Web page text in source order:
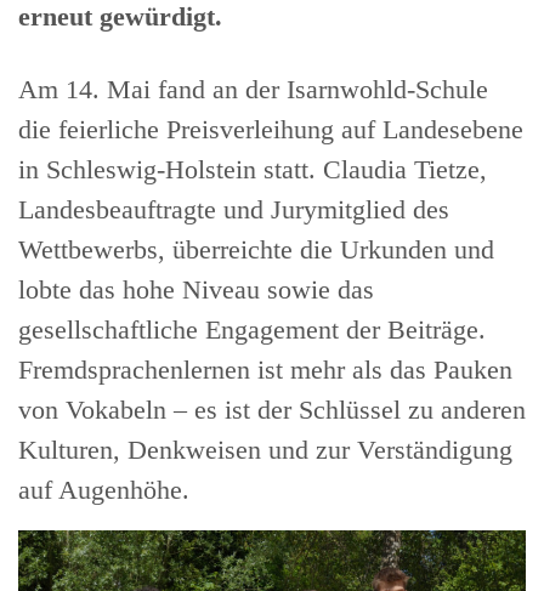
erneut gewürdigt.
Am 14. Mai fand an der Isarnwohld-Schule
die feierliche Preisverleihung auf Landesebene
in Schleswig-Holstein statt. Claudia Tietze,
Landesbeauftragte und Jurymitglied des
Wettbewerbs, überreichte die Urkunden und
lobte das hohe Niveau sowie das
gesellschaftliche Engagement der Beiträge.
Fremdsprachenlernen ist mehr als das Pauken
von Vokabeln – es ist der Schlüssel zu anderen
Kulturen, Denkweisen und zur Verständigung
auf Augenhöhe.